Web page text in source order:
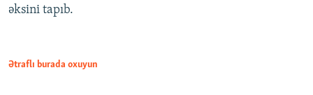
əksini tapıb.
Ətraflı burada oxuyun